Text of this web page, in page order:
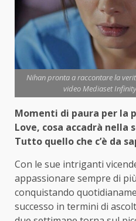
Nihan pronta a raccontare la
video Mediaset
Momenti di paura per la
Love, cosa accadrà nella
Tutto quello che c’è da
Con le sue intriganti
appassionare sempre di
conquistando
successo in termini di